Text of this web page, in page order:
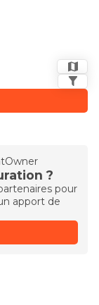
?
pour
apport de